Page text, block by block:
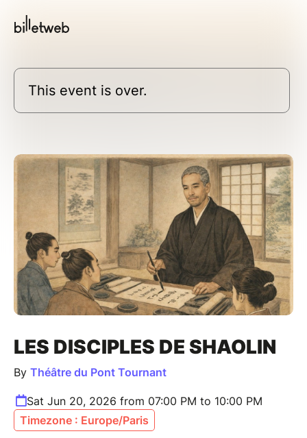
This event is over.
LES DISCIPLES DE SHAOLIN
By Théâtre du Pont Tournant
Sat Jun 20, 2026 from 07:00 PM to 10:00 PM
Timezone : Europe/Paris